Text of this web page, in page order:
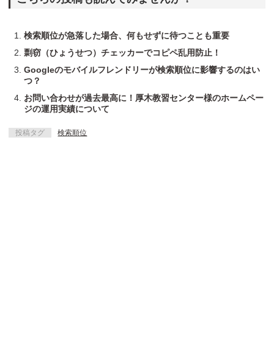
検索順位が急落した場合、何もせずに待つことも重要
剽窃（ひょうせつ）チェッカーでコピペ乱用防止！
Googleのモバイルフレンドリーが検索順位に影響するのはい
つ？
お問い合わせが過去最高に！厚木教習センター様のホームペー
ジの運用実績について
投稿タグ 検索順位